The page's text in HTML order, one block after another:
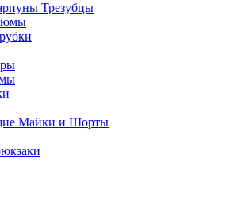
Трезубцы
Майки и Шорты